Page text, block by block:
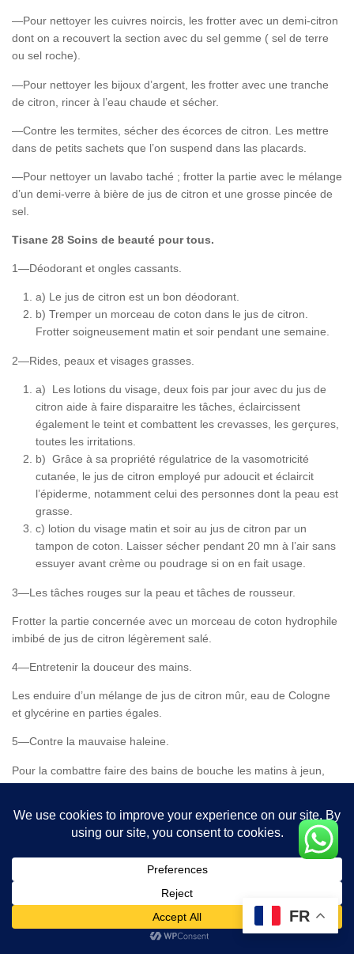
—Pour nettoyer les cuivres noircis, les frotter avec un demi-citron
dont on a recouvert la section avec du sel gemme ( sel de terre
ou sel roche).
—Pour nettoyer les bijoux d’argent, les frotter avec une tranche
de citron, rincer à l’eau chaude et sécher.
—Contre les termites, sécher des écorces de citron. Les mettre
dans de petits sachets que l’on suspend dans las placards.
—Pour nettoyer un lavabo taché ; frotter la partie avec le mélange
d’un demi-verre à bière de jus de citron et une grosse pincée de
sel.
Tisane 28 Soins de beauté pour tous.
1—Déodorant et ongles cassants.
a) Le jus de citron est un bon déodorant.
b) Tremper un morceau de coton dans le jus de citron.
Frotter soigneusement matin et soir pendant une semaine.
2—Rides, peaux et visages grasses.
a) Les lotions du visage, deux fois par jour avec du jus de
citron aide à faire disparaitre les tâches, éclaircissent
également le teint et combattent les crevasses, les gerçures,
toutes les irritations.
b) Grâce à sa propriété régulatrice de la vasomotricité
cutanée, le jus de citron employé pur adoucit et éclaircit
l’épiderme, notamment celui des personnes dont la peau est
grasse.
c) lotion du visage matin et soir au jus de citron par un
tampon de coton. Laisser sécher pendant 20 mn à l’air sans
essuyer avant crème ou poudrage si on en fait usage.
3—Les tâches rouges sur la peau et tâches de rousseur.
Frotter la partie concernée avec un morceau de coton hydrophile
imbibé de jus de citron légèrement salé.
4—Entretenir la douceur des mains.
Les enduire d’un mélange de jus de citron mûr, eau de Cologne
et glycérine en parties égales.
5—Contre la mauvaise haleine.
Pour la combattre faire des bains de bouche les matins à jeun,
vers le soir et la nuit avant de se coucher avec la préparation
de litre d’eau bouillant. Après avoir bien agité, ajouter deux
cuillerées à café de graines d’anis en poudre. Laisser reposer
pendant 4 heures et passer.
6—Cheveux.
a) Pour donner de l’éclat à vos cheveux après le shampooing
et si vous n’avez pas de cheveux secs, rincez-les avec un
FR